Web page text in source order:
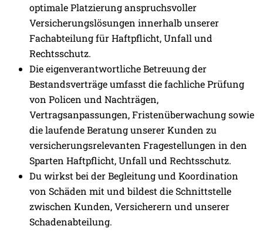
optimale Platzierung anspruchsvoller
Versicherungslösungen innerhalb unserer
Fachabteilung für Haftpflicht, Unfall und
Rechtsschutz.
Die eigenverantwortliche Betreuung der
Bestandsverträge umfasst die fachliche Prüfung
von Policen und Nachträgen,
Vertragsanpassungen, Fristenüberwachung sowie
die laufende Beratung unserer Kunden zu
versicherungsrelevanten Fragestellungen in den
Sparten Haftpflicht, Unfall und Rechtsschutz.
Du wirkst bei der Begleitung und Koordination
von Schäden mit und bildest die Schnittstelle
zwischen Kunden, Versicherern und unserer
Schadenabteilung.